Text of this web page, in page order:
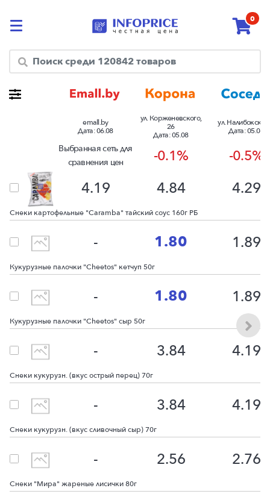
0
emall.by
Дата:06.08
ул. Корженевского,
26
Дата:05.08
ул.
Дата:05.08
Выбранная сеть для
сравнения цен
-0.1% -0.5%
Посмотреть разницу цен в торговых сетях в %
Снеки картофельные "Caramba" тайский соус 160г РБ
Кукурузные палочки "Cheetos" кетчуп 50г
Кукурузные палочки "Cheetos" сыр 50г
Снеки кукурузн. (вкус острый перец) 70г
Снеки кукурузн. (вкус сливочный сыр) 70г
Снеки "Мира" жареные лисички 80г
4.19
-
-
-
-
-
4.84
1.80
1.80
3.84
3.84
2.56
4.29
1.89
1.89
4.19
4.19
2.76